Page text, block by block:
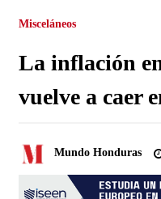
Misceláneos
La inflación
vuelve a caer
Mundo Honduras